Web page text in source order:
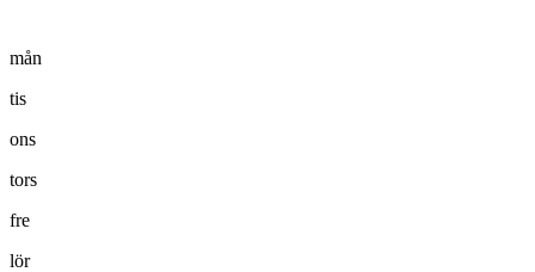
mån
tis
ons
tors
fre
lör